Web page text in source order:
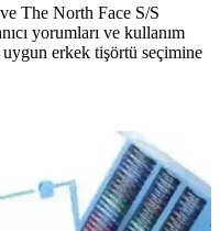
The North Face S/S
yorumları ve kullanım
uygun erkek tişörtü seçimine